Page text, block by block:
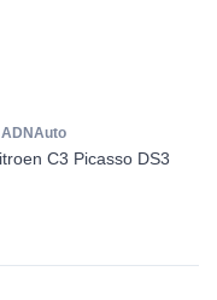
ADNAuto
C3 Picasso DS3